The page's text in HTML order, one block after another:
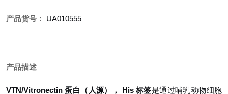
产品货号： UA010555
产品描述
VTN/Vitronectin 蛋白（人源）， His 标签是通过哺乳动物细胞